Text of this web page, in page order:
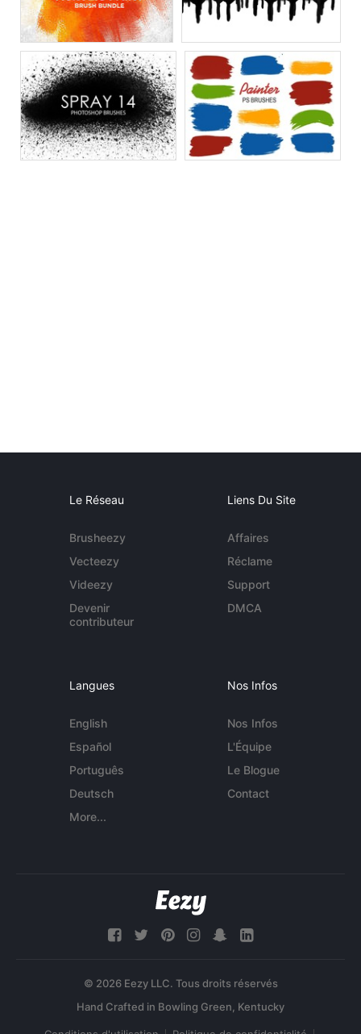
Le Réseau
Brusheezy
Vecteezy
Videezy
Devenir
contributeur
Liens Du Site
Affaires
Réclame
Support
DMCA
Langues
English
Español
Português
Deutsch
More...
Nos Infos
Nos Infos
L'Équipe
Le Blogue
Contact
© 2026 Eezy LLC. Tous droits réservés